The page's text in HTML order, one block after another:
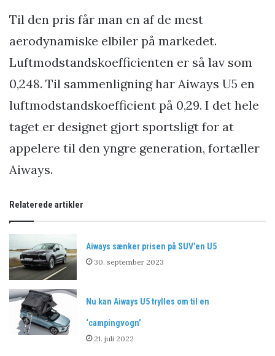
Til den pris får man en af de mest
aerodynamiske elbiler på markedet.
Luftmodstandskoefficienten er så lav som
0,248. Til sammenligning har Aiways U5 en
luftmodstandskoefficient på 0,29. I det hele
taget er designet gjort sportsligt for at
appelere til den yngre generation, fortæller
Aiways.
Relaterede artikler
Aiways sænker prisen på SUV’en U5
30. september 2023
Nu kan Aiways U5 trylles om til en
‘campingvogn’
21. juli 2022